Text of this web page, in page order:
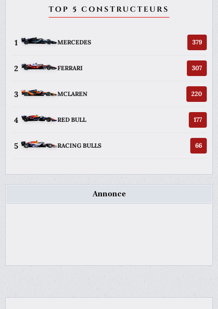
TOP 5 CONSTRUCTEURS
1 MERCEDES 379
2 FERRARI 307
3 MCLAREN 220
4 RED BULL 177
5 RACING BULLS 66
Annonce